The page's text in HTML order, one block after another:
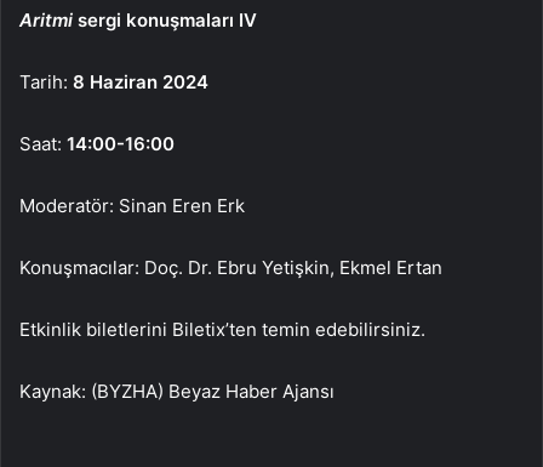
Aritmi sergi konuşmaları IV
Tarih: 8 Haziran 2024
Saat: 14:00-16:00
Moderatör: Sinan Eren Erk
Konuşmacılar: Doç. Dr. Ebru Yetişkin, Ekmel Ertan
Etkinlik biletlerini Biletix’ten temin edebilirsiniz.
Kaynak: (BYZHA) Beyaz Haber Ajansı